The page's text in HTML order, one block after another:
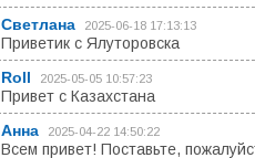
Светлана
2025-06-18 17:13:13
Приветик с Ялуторовска
Roll
2025-05-05 10:57:23
Привет с Казахстана
Анна
2025-04-22 14:50:22
Всем привет! Поставьте,